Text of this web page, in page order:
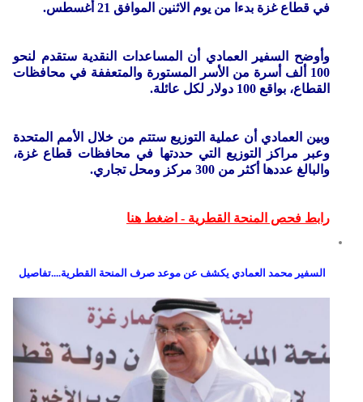
في قطاع غزة بدءا من يوم الاثنين الموافق 21 أغسطس.
وأوضح السفير العمادي أن المساعدات النقدية ستقدم لنحو
100 ألف أسرة من الأسر المستورة والمتعففة في محافظات
القطاع، بواقع 100 دولار لكل عائلة.
وبين العمادي أن عملية التوزيع ستتم من خلال الأمم المتحدة
وعبر مراكز التوزيع التي حددتها في محافظات قطاع غزة،
والبالغ عددها أكثر من 300 مركز ومحل تجاري.
رابط فحص المنحة القطرية - اضغط هنا
السفير محمد العمادي يكشف عن موعد صرف المنحة القطرية....تفاصيل